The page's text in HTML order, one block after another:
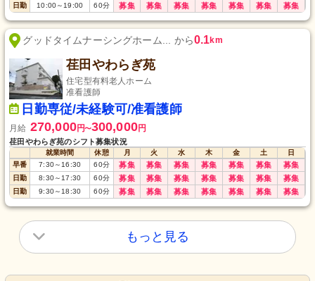
日勤 10:00～ 19:00 60分 募集 募集 募集 募集 募集 募集 募集
グッドタイムナーシングホーム... から0.1km
荏田やわらぎ苑
住宅型有料老人ホーム
准看護師
日勤専従/未経験可/准看護師
月給 270,000円〜300,000円
荏田やわらぎ苑のシフト募集状況
就業時間 休憩 月 火 水 木 金 土
日
早番
7:30～ 16:30 60分 募集 募集 募集 募集 募集 募集 募集
日勤 8:30～ 17:30 60分 募集 募集 募集 募集 募集 募集 募集
日勤 9:30～ 18:30 60分 募集 募集 募集 募集 募集 募集 募集
もっと見る